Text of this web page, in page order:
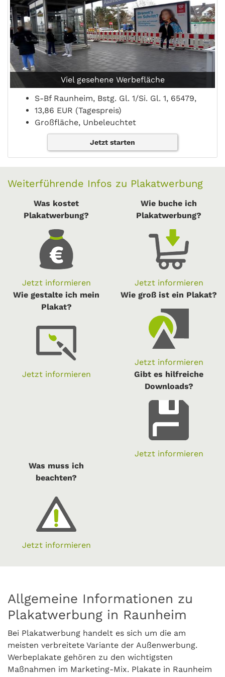
Viel gesehene Werbefläche
S-Bf Raunheim, Bstg. Gl. 1/Si. Gl. 1, 65479,
13,86 EUR (Tagespreis)
Großfläche, Unbeleuchtet
Jetzt starten
Weiterführende Infos zu Plakatwerbung
Was kostet
Plakatwerbung?
Jetzt informieren
Wie buche ich
Plakatwerbung?
Jetzt informieren
Wie gestalte ich mein
Plakat?
Jetzt informieren
Wie groß ist ein Plakat?
Jetzt informieren
Gibt es hilfreiche
Downloads?
Jetzt informieren
Was muss ich
beachten?
Jetzt informieren
Allgemeine Informationen zu
Plakatwerbung in Raunheim
Bei Plakatwerbung handelt es sich um die am
meisten verbreitete Variante der Außenwerbung.
Werbeplakate gehören zu den wichtigsten
Maßnahmen im Marketing-Mix. Plakate in Raunheim